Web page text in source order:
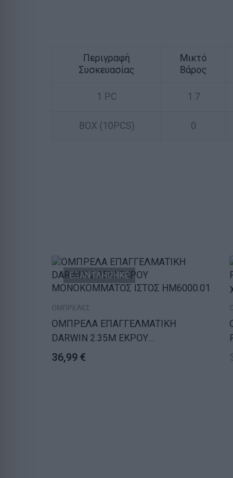
Περιγραφή
Συσκευασίας
Μικτό
Βάρος
1 PC 1.7
BOX (10PCS) 0
ΕΞΑΝΤΛΗΘΗΚΕ
ΟΜΠΡΕΛΕΣ
ΟΜΠΡΕΛΑ ΕΠΑΓΓΕΛΜΑΤΙΚΗ
DARWIN 2.35Μ ΕΚΡΟΥ
ΜΟΝΟΚΟΜMΑΤΟΣ ΙΣΤΟΣ HM6000.01
36,99 €